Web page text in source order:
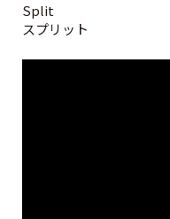
Split
スプリット